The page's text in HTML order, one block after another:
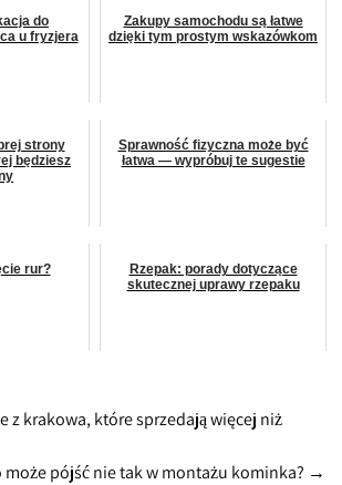
do
u fryzjera
Zakupy samochodu są łatwe
dzięki tym prostym wskazówkom
strony
będziesz
Sprawność fizyczna może być
łatwa — wypróbuj te sugestie
rur?
Rzepak: porady dotyczące
skutecznej uprawy rzepaku
z krakowa, które sprzedają więcej niż
może pójść nie tak w montażu kominka? →